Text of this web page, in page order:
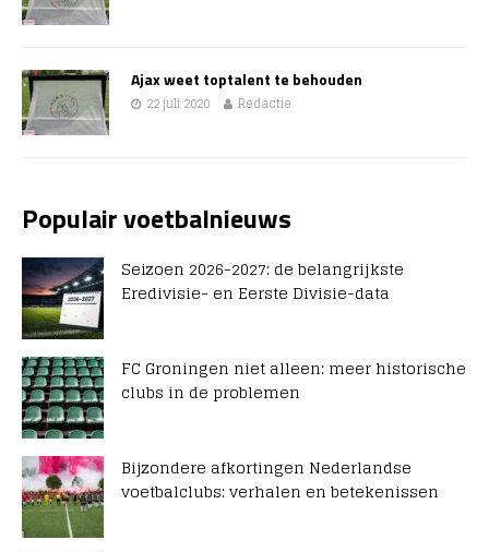
Ajax weet toptalent te behouden
22 juli 2020 Redactie
Populair voetbalnieuws
Seizoen 2026-2027: de belangrijkste
Eredivisie- en Eerste Divisie-data
FC Groningen niet alleen: meer historische
clubs in de problemen
Bijzondere afkortingen Nederlandse
voetbalclubs: verhalen en betekenissen